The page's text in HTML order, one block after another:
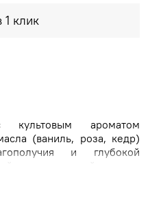
1 клик
культовым ароматом
(ваниль, роза, кедр)
и глубокой
неповторимый аромат
и забыть про стресс.
синтетических
SLES. Подходит для